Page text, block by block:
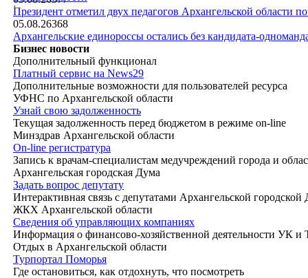
|
Президент отметил двух педагогов Архангельской области
05.08.26368
Архангельские единороссы остались без кандидата-
Бизнес новости
Дополнительный функционал
Платный сервис на News29
Дополнительные возможности для пользователей ресурса
УФНС по Архангельской области
Узнай свою задолженность
Текущая задолженность перед бюджетом в режиме on-line
Минздрав Архангельской области
On-line регистратура
Запись к врачам-специалистам медучреждений города и
Архангельская городская Дума
Задать вопрос депутату
Интерактивная связь с депутатами Архангельской
ЖКХ Архангельской области
Сведения об управляющих компаниях
Информация о финансово-хозяйственной деятельности УК
Отдых в Архангельской области
Турпортал Поморья
Где остановиться, как отдохнуть, что посмотреть